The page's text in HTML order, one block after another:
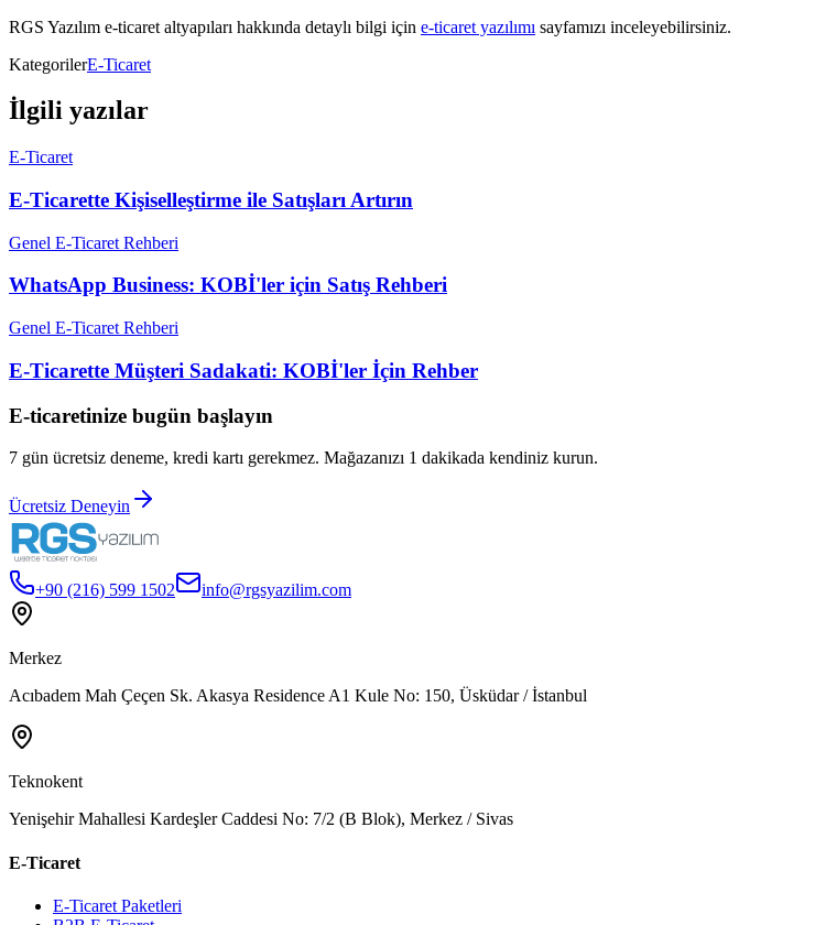
RGS Yazılım e-ticaret altyapıları hakkında detaylı bilgi için e-ticaret yazılımı sayfamızı inceleyebilirsiniz.
KategorilerE-Ticaret
İlgili yazılar
E-Ticaret
E-Ticarette Kişiselleştirme ile Satışları Artırın
Genel E-Ticaret Rehberi
WhatsApp Business: KOBİ'ler için Satış Rehberi
Genel E-Ticaret Rehberi
E-Ticarette Müşteri Sadakati: KOBİ'ler İçin Rehber
E-ticaretinize bugün başlayın
7 gün ücretsiz deneme, kredi kartı gerekmez. Mağazanızı 1 dakikada kendiniz kurun.
Ücretsiz Deneyin
+90 (216) 599 1502 info@rgsyazilim.com
Merkez
Acıbadem Mah Çeçen Sk. Akasya Residence A1 Kule No: 150, Üsküdar / İstanbul
Teknokent
Yenişehir Mahallesi Kardeşler Caddesi No: 7/2 (B Blok), Merkez / Sivas
E-Ticaret
E-Ticaret Paketleri